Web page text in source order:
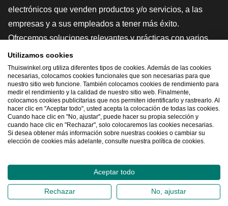
electrónicos que venden productos y/o servicios, a las
empresas y a sus empleados a tener más éxito.
Ofrecemos soluciones relevantes y prácticas con varios
sellos de confianza, Thuiswinkel Reviews, herramientas y
asesoramiento jurídico, defensa, estudios de mercado, y
tenemos nuestra propia plataforma educativa, la
Thuiswinkel e-Academy.
Navegar rápidamente
2026©Thuiswinkel.org
Declaración de privacidad Declaración sobre las cookies
Utilizamos cookies
Thuiswinkel.org utiliza diferentes tipos de cookies. Además de las cookies
necesarias, colocamos cookies funcionales que son necesarias para que
nuestro sitio web funcione. También colocamos cookies de rendimiento para
medir el rendimiento y la calidad de nuestro sitio web. Finalmente,
colocamos cookies publicitarias que nos permiten identificarlo y rastrearlo. Al
hacer clic en "Aceptar todo", usted acepta la colocación de todas las cookies.
Cuando hace clic en "No, ajustar", puede hacer su propia selección y
cuando hace clic en "Rechazar", solo colocaremos las cookies necesarias.
Si desea obtener más información sobre nuestras cookies o cambiar su
elección de cookies más adelante, consulte nuestra política de cookies.
Aceptar todo
Rechazar No, ajustar